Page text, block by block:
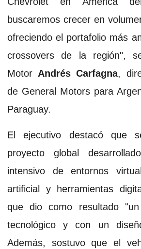
buscaremos crecer en
ofreciendo el portafolio más
crossovers de la región",
Motor Andrés Carfagna,
de General Motors para
Paraguay.
El ejecutivo destacó que
proyecto global
intensivo de entornos
artificial y herramientas
que dio como resultado
tecnológico y con un
Además, sostuvo que el